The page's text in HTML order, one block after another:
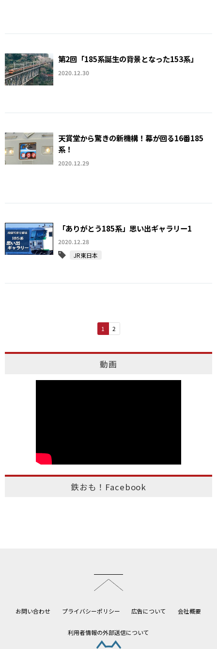
第2回「185系誕生の背景となった153系」
2020.12.30
天賞堂から驚きの新機構！幕が回る16番185
系！
2020.12.29
「ありがとう185系」思い出ギャラリー1
2020.12.28
JR東日本
1 2
動画
鉄おも！Facebook
お問い合わせ プライバシーポリシー 広告について 会社概要
利用者情報の外部送信について